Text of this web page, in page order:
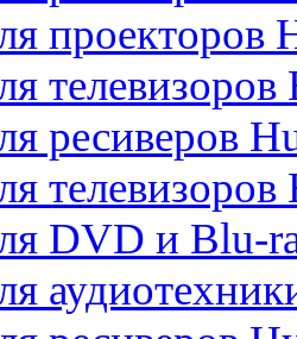
проекторов
телевизоров
ресиверов
DVD и Blu-